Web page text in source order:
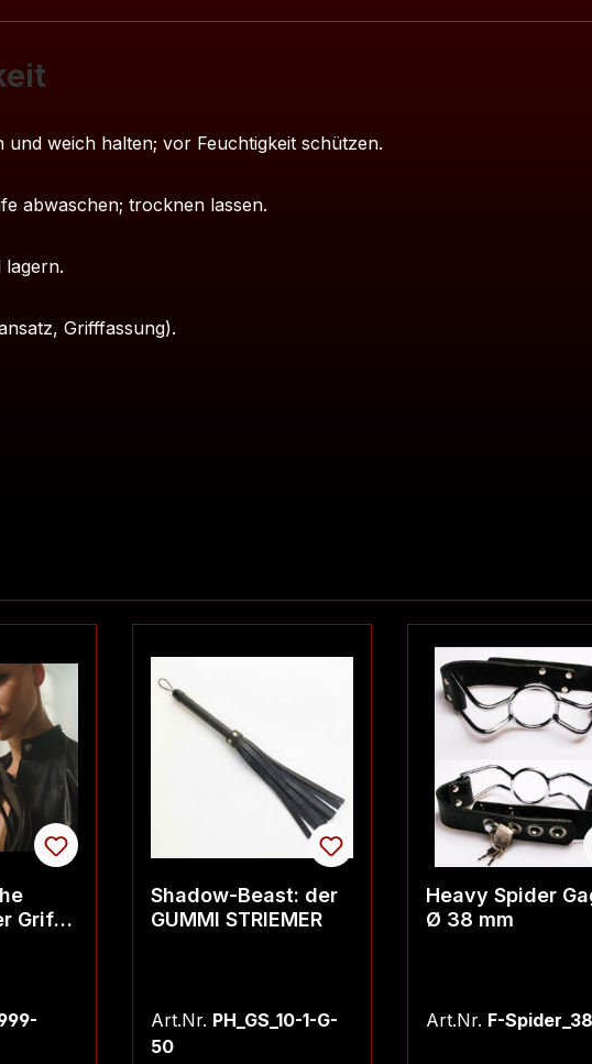
und weich halten; vor Feuchtigkeit schützen.
abwaschen; trocknen lassen.
Grifffassung).
Shadow-Beast: der
GUMMI STRIEMER
Art.Nr. PH_GS_10-1-G-
50
Heavy Spider
Ø 38 mm
Art.Nr. F-Spider_38